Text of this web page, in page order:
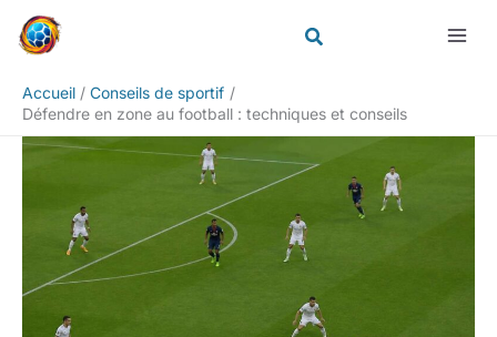
Accueil
Conseils de sportif
Défendre en zone au football : techniques et conseils
Rechercher